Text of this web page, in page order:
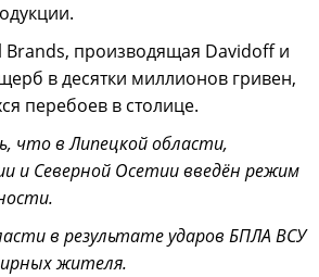
производящая Davidoff и
в десятки миллионов гривен,
перебоев в столице.
что в Липецкой области,
и Северной Осетии введён режим
в результате ударов БПЛА ВСУ
жителя.